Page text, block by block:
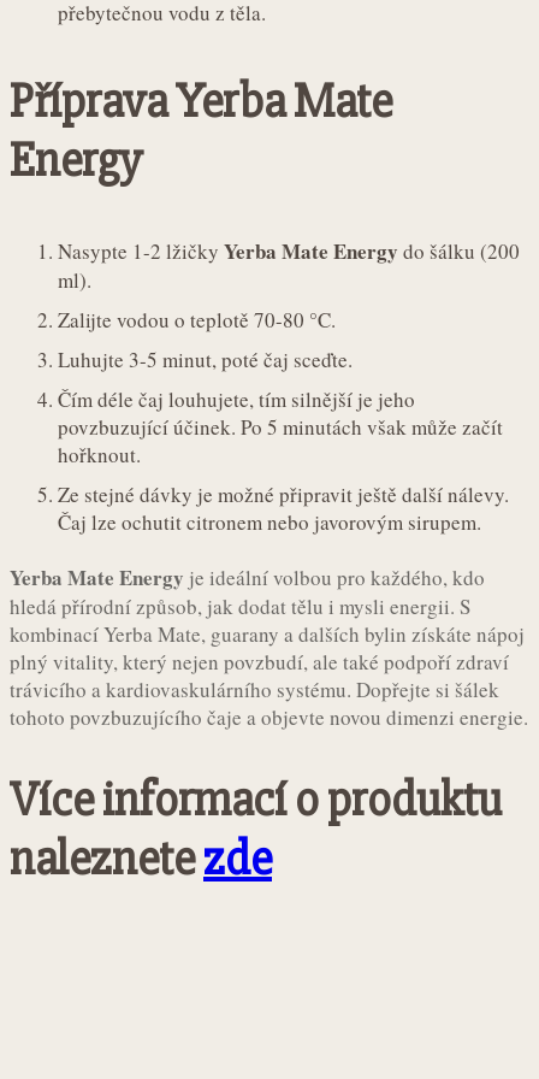
přebytečnou vodu z těla.
Příprava Yerba Mate
Energy
Nasypte 1-2 lžičky Yerba Mate Energy do šálku (200
ml).
Zalijte vodou o teplotě 70-80 °C.
Luhujte 3-5 minut, poté čaj sceďte.
Čím déle čaj louhujete, tím silnější je jeho
povzbuzující účinek. Po 5 minutách však může začít
hořknout.
Ze stejné dávky je možné připravit ještě další nálevy.
Čaj lze ochutit citronem nebo javorovým sirupem.
Yerba Mate Energy je ideální volbou pro každého, kdo
hledá přírodní způsob, jak dodat tělu i mysli energii. S
kombinací Yerba Mate, guarany a dalších bylin získáte nápoj
plný vitality, který nejen povzbudí, ale také podpoří zdraví
trávicího a kardiovaskulárního systému. Dopřejte si šálek
tohoto povzbuzujícího čaje a objevte novou dimenzi energie.
Více informací o produktu
naleznetezde